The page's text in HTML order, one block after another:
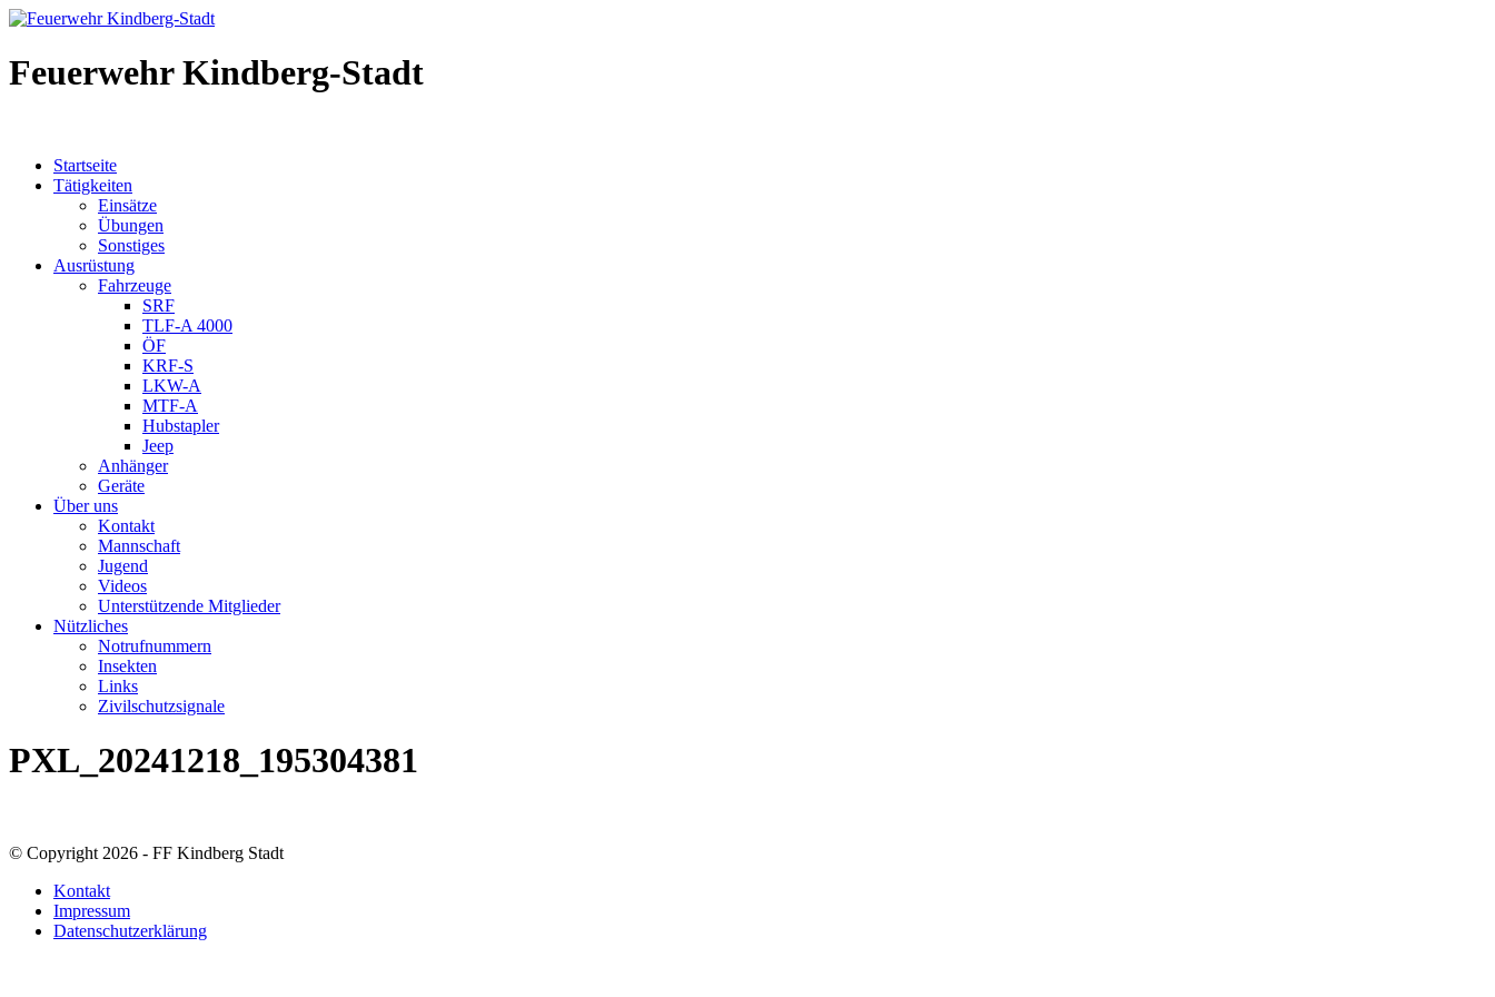
Feuerwehr Kindberg-Stadt
Startseite
Tätigkeiten
Einsätze
Übungen
Sonstiges
Ausrüstung
Fahrzeuge
SRF
TLF-A 4000
ÖF
KRF-S
LKW-A
MTF-A
Hubstapler
Jeep
Anhänger
Geräte
Über uns
Kontakt
Mannschaft
Jugend
Videos
Unterstützende Mitglieder
Nützliches
Notrufnummern
Insekten
Links
Zivilschutzsignale
PXL_20241218_195304381
© Copyright 2026 - FF Kindberg Stadt
Kontakt
Impressum
Datenschutzerklärung